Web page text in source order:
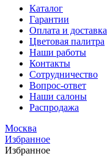
Каталог
Гарантии
Оплата и доставка
Цветовая палитра
Наши работы
Контакты
Сотрудничество
Вопрос-ответ
Наши салоны
Распродажа
Москва
Избранное
Избранное